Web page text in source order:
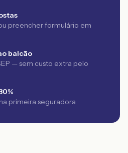
preencher formulário em
balcão
— sem custo extra pelo
primeira seguradora